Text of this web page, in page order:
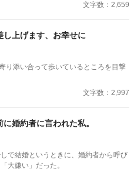
文字数：2,659
上げます、お幸せに
り添い合って歩いているところを目撃
文字数：2,997
に婚約者に言われた私。
大嫌い」だった。